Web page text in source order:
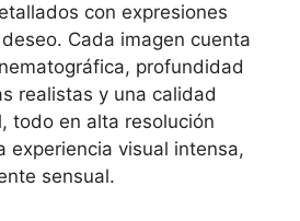
con expresiones
Cada imagen cuenta
profundidad
realistas y una calidad
todo en alta resolución
experiencia visual intensa,
sensual.